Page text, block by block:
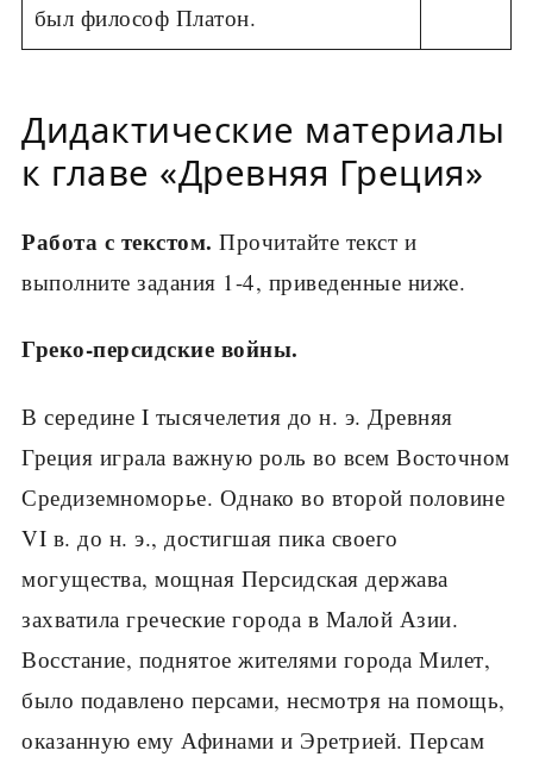
был философ Платон.
Дидактические материалы
к главе «Древняя Греция»
Работа с текстом. Прочитайте текст и
выполните задания 1-4, приведенные ниже.
Греко-персидские войны.
В середине I тысячелетия до н. э. Древняя
Греция играла важную роль во всем Восточном
Средизем­номорье. Однако во второй половине
VI в. до н. э., достигшая пика своего
могущества, мощная Персид­ская держава
захватила греческие города в Малой Азии.
Восстание, поднятое жителями города Милет,
было подавлено персами, несмотря на помощь,
ока­занную ему Афинами и Эретрией. Персам